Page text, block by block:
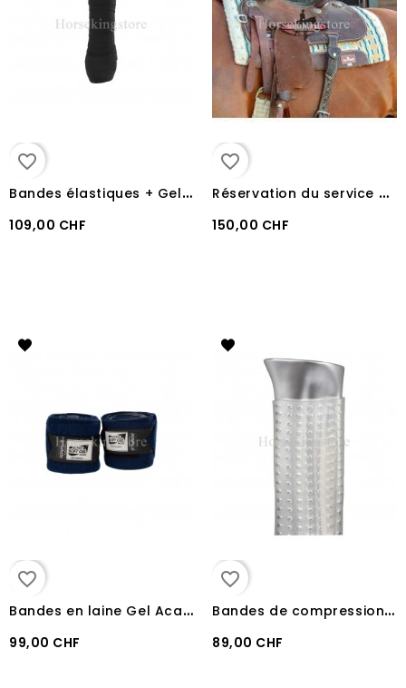
favorite_border
B
andes élastiques + Gel Acavallo
109,00 CHF
favorite_border
R
éservation du service Saddle Fitting
150,00 CHF
favorite_border
B
andes en laine Gel Acavallo
99,00 CHF
favorite_border
B
andes de compression Gel Acavallo
89,00 CHF